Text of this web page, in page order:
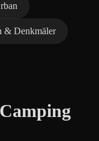
& Denkmäler